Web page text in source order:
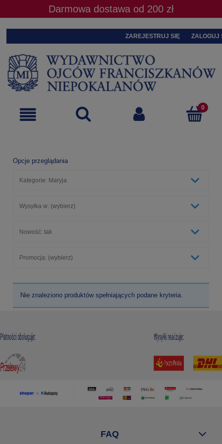
Darmowa dostawa od 200 zł
ZAREJESTRUJ SIĘ ZALOGUJ
Opcje przeglądania
Kategorie: Maryja
Wysyłka w: (wybierz)
Nowość: tak
Promocja: (wybierz)
Nie znaleziono produktów spełniających podane kryteria.
FAQ